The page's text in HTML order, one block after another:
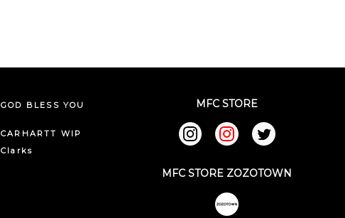
GOD BLESS YOU
CARHARTT WIP
Clarks
MFC STORE
MFC STORE ZOZOTOWN